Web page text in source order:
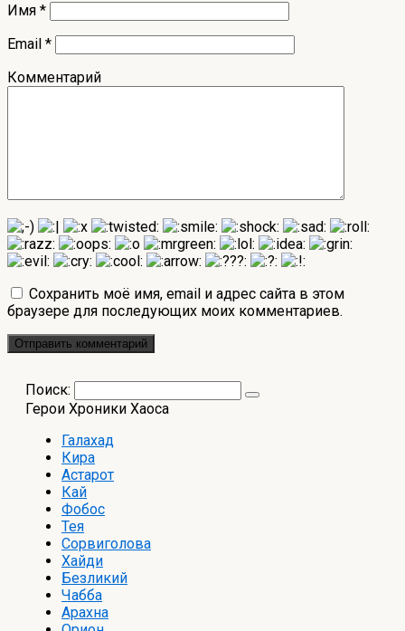
Имя *
Email *
Комментарий
Сохранить моё имя, email и адрес сайта в этом
браузере для последующих моих комментариев.
Поиск:
Герои Хроники Хаоса
Галахад
Кира
Астарот
Кай
Фобос
Тея
Сорвиголова
Хайди
Безликий
Чабба
Арахна